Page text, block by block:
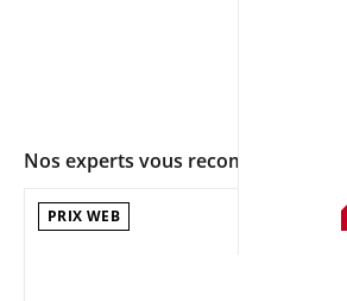
Nos experts vous recommandent
PRIX WEB